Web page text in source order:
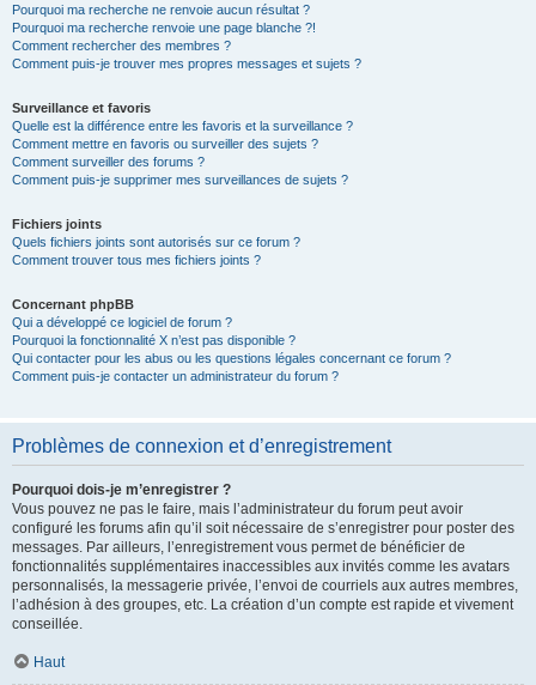
Pourquoi ma recherche ne renvoie aucun résultat ?
Pourquoi ma recherche renvoie une page blanche ?!
Comment rechercher des membres ?
Comment puis-je trouver mes propres messages et sujets ?
Surveillance et favoris
Quelle est la différence entre les favoris et la surveillance ?
Comment mettre en favoris ou surveiller des sujets ?
Comment surveiller des forums ?
Comment puis-je supprimer mes surveillances de sujets ?
Fichiers joints
Quels fichiers joints sont autorisés sur ce forum ?
Comment trouver tous mes fichiers joints ?
Concernant phpBB
Qui a développé ce logiciel de forum ?
Pourquoi la fonctionnalité X n’est pas disponible ?
Qui contacter pour les abus ou les questions légales concernant ce forum ?
Comment puis-je contacter un administrateur du forum ?
Problèmes de connexion et d’enregistrement
Pourquoi dois-je m’enregistrer ?
Vous pouvez ne pas le faire, mais l’administrateur du forum peut avoir
configuré les forums afin qu’il soit nécessaire de s’enregistrer pour poster des
messages. Par ailleurs, l’enregistrement vous permet de bénéficier de
fonctionnalités supplémentaires inaccessibles aux invités comme les avatars
personnalisés, la messagerie privée, l’envoi de courriels aux autres membres,
l’adhésion à des groupes, etc. La création d’un compte est rapide et vivement
conseillée.
Haut